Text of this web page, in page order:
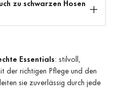
zu schwarzen Hosen
Essentials: stilvoll,
der richtigen Pflege und den
sie zuverlässig durch jede